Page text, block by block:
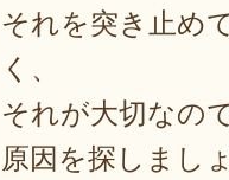
それを突き止め
く、
それが大切なの
原因を探しまし